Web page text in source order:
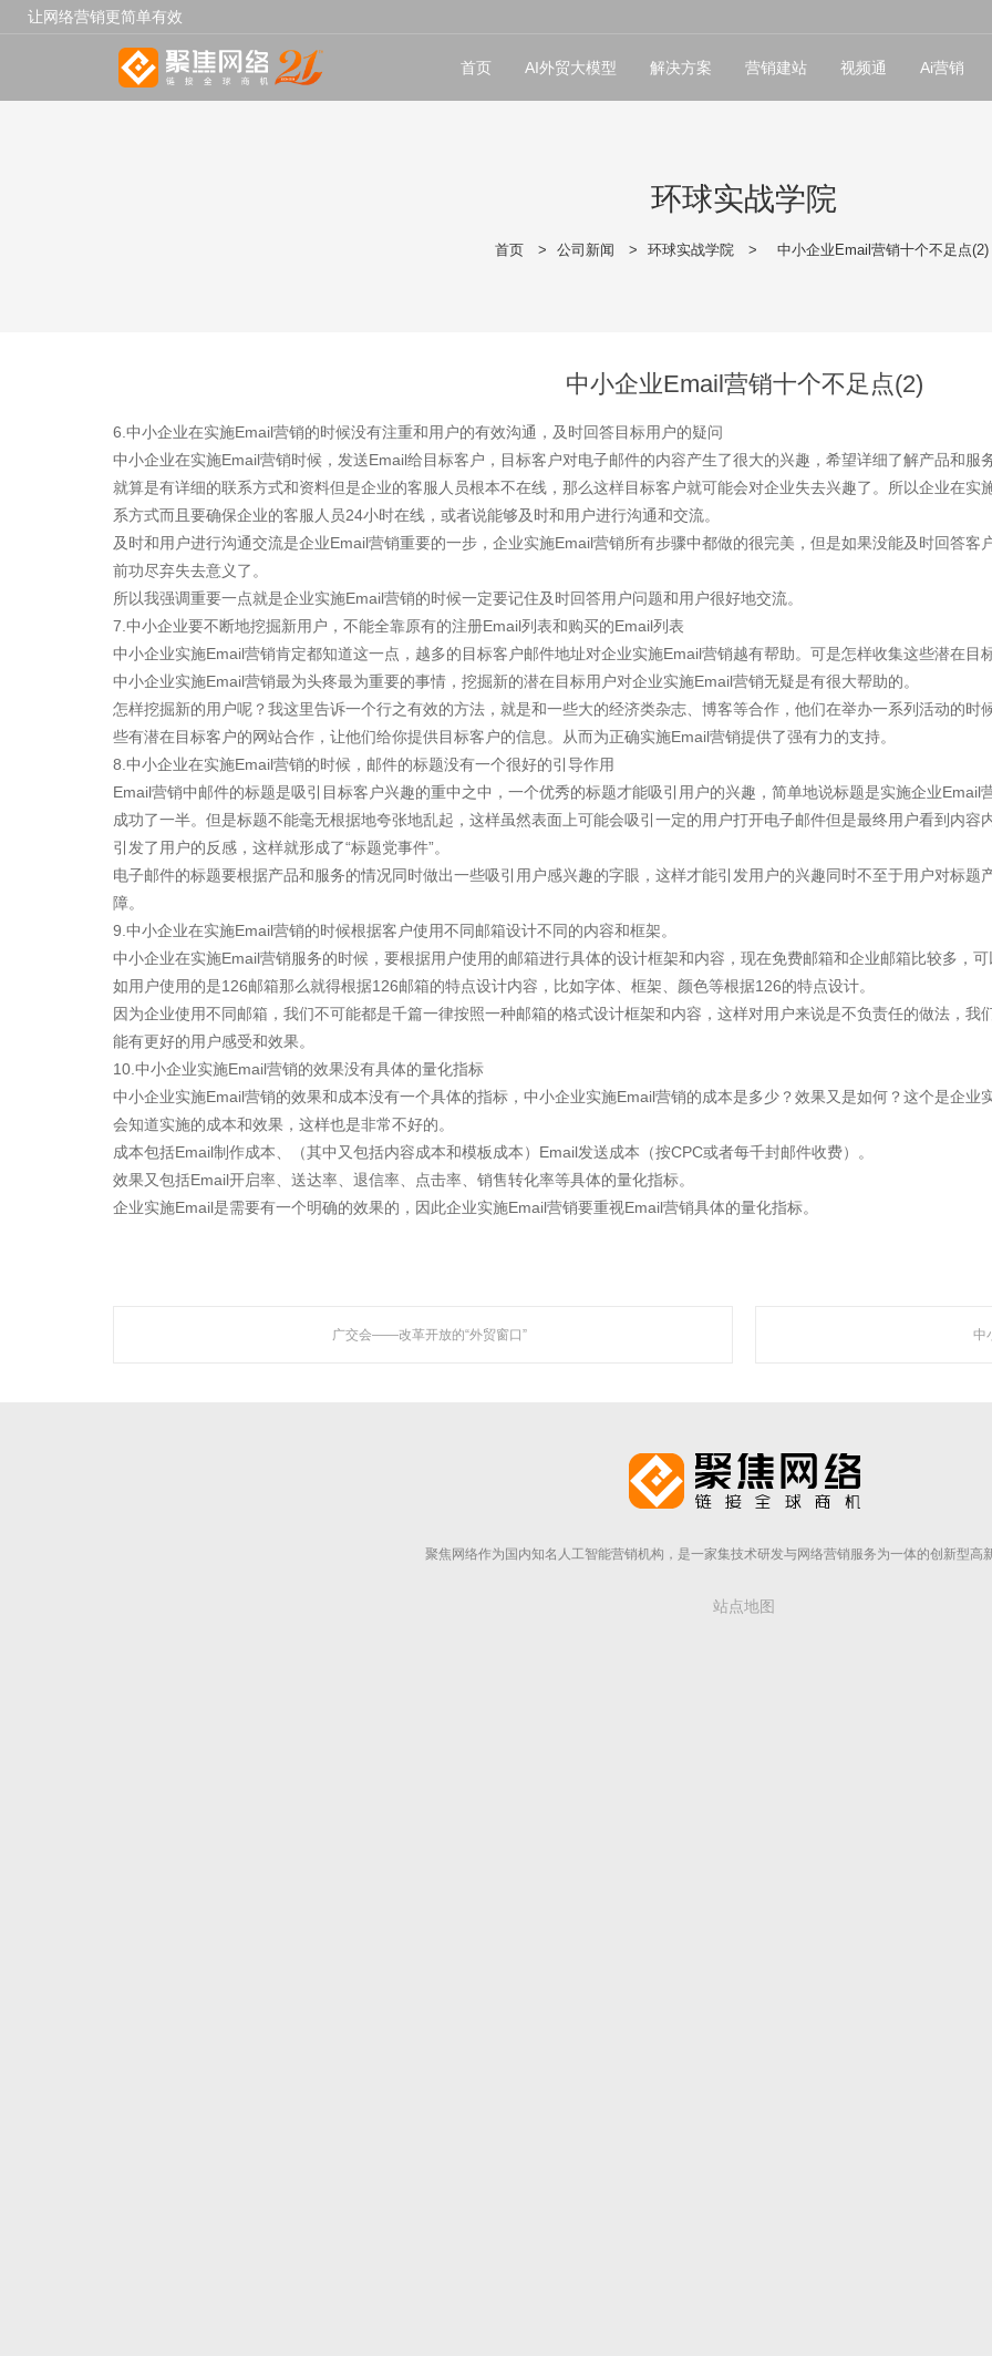
让网络营销更简单有效
首页 AI外贸大模型 解决方案 营销建站 视频通 Ai营销
环球实战学院
首页 > 公司新闻 > 环球实战学院 > 中小企业Email营销十个不足点(2)
中小企业Email营销十个不足点(2)
6.中小企业在实施Email营销的时候没有注重和用户的有效沟通，及时回答目标用户的疑问
中小企业在实施Email营销时候，发送Email给目标客户，目标客户对电子邮件的内容产生了很大的兴趣，希望详细了解产品和服
就算是有详细的联系方式和资料但是企业的客服人员根本不在线，那么这样目标客户就可能会对企业失去兴趣了。所以企业在
系方式而且要确保企业的客服人员24小时在线，或者说能够及时和用户进行沟通和交流。
及时和用户进行沟通交流是企业Email营销重要的一步，企业实施Email营销所有步骤中都做的很完美，但是如果没能及时回答
前功尽弃失去意义了。
所以我强调重要一点就是企业实施Email营销的时候一定要记住及时回答用户问题和用户很好地交流。
7.中小企业要不断地挖掘新用户，不能全靠原有的注册Email列表和购买的Email列表
中小企业实施Email营销肯定都知道这一点，越多的目标客户邮件地址对企业实施Email营销越有帮助。可是怎样收集这些潜在
中小企业实施Email营销最为头疼最为重要的事情，挖掘新的潜在目标用户对企业实施Email营销无疑是有很大帮助的。
怎样挖掘新的用户呢？我这里告诉一个行之有效的方法，就是和一些大的经济类杂志、博客等合作，他们在举办一系列活动的
些有潜在目标客户的网站合作，让他们给你提供目标客户的信息。从而为正确实施Email营销提供了强有力的支持。
8.中小企业在实施Email营销的时候，邮件的标题没有一个很好的引导作用
Email营销中邮件的标题是吸引目标客户兴趣的重中之中，一个优秀的标题才能吸引用户的兴趣，简单地说标题是实施企业
成功了一半。但是标题不能毫无根据地夸张地乱起，这样虽然表面上可能会吸引一定的用户打开电子邮件但是最终用户看到内容
引发了用户的反感，这样就形成了“标题党事件”。
电子邮件的标题要根据产品和服务的情况同时做出一些吸引用户感兴趣的字眼，这样才能引发用户的兴趣同时不至于用户对标
障。
9.中小企业在实施Email营销的时候根据客户使用不同邮箱设计不同的内容和框架。
中小企业在实施Email营销服务的时候，要根据用户使用的邮箱进行具体的设计框架和内容，现在免费邮箱和企业邮箱比较多，
如用户使用的是126邮箱那么就得根据126邮箱的特点设计内容，比如字体、框架、颜色等根据126的特点设计。
因为企业使用不同邮箱，我们不可能都是千篇一律按照一种邮箱的格式设计框架和内容，这样对用户来说是不负责任的做法，
能有更好的用户感受和效果。
10.中小企业实施Email营销的效果没有具体的量化指标
中小企业实施Email营销的效果和成本没有一个具体的指标，中小企业实施Email营销的成本是多少？效果又是如何？这个是企
会知道实施的成本和效果，这样也是非常不好的。
成本包括Email制作成本、（其中又包括内容成本和模板成本）Email发送成本（按CPC或者每千封邮件收费）。
效果又包括Email开启率、送达率、退信率、点击率、销售转化率等具体的量化指标。
企业实施Email是需要有一个明确的效果的，因此企业实施Email营销要重视Email营销具体的量化指标。
广交会——改革开放的“外贸窗口” 中
聚焦网络
聚焦网络以“让网络营销更简单有效”为使命，深入人工智能自然语言处理、机器学习、数据挖掘
关于聚焦
等地设立多家分支机构，拥有专业的技术团队及客服队伍，
走近聚焦
聚焦网络作为国内知名人工智能营销机构，是一家集技术研发与网络营销服务为一体的创新型高
站点地图